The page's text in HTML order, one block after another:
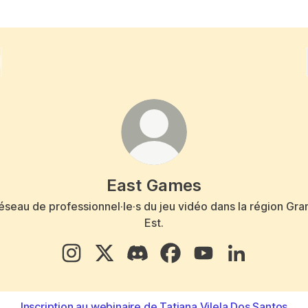
East Games
de professionnel·le·s du jeu vidéo dans la région
Est.